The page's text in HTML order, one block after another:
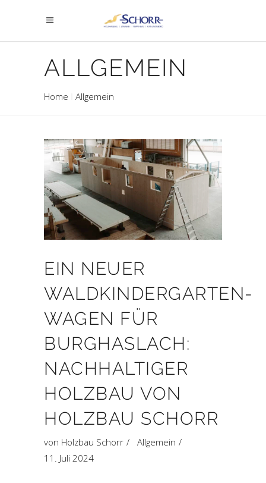
ALLGEMEIN
Home Allgemein
EIN NEUER
WALDKINDERGARTEN-
WAGEN FÜR
BURGHASLACH:
NACHHALTIGER
HOLZBAU VON
HOLZBAU SCHORR
von Holzbau Schorr
Allgemein
11. Juli 2024